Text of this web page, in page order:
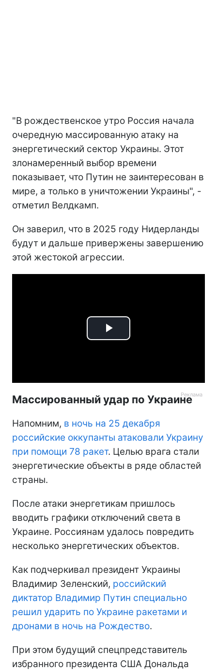
"В рождественское утро Россия начала
очередную массированную атаку на
энергетический сектор Украины. Этот
злонамеренный выбор времени
показывает, что Путин не заинтересован в
мире, а только в уничтожении Украины", -
отметил Велдкамп.
Он заверил, что в 2025 году Нидерланды
будут и дальше привержены завершению
этой жестокой агрессии.
Play
Массированный удар по Украине
Напомним, в ночь на 25 декабря
российские оккупанты атаковали Украину
при помощи 78 ракет. Целью врага стали
энергетические объекты в ряде областей
страны.
После атаки энергетикам пришлось
вводить графики отключений света в
Украине. Россиянам удалось повредить
несколько энергетических объектов.
Как подчеркивал президент Украины
Владимир Зеленский, российский
диктатор Владимир Путин специально
решил ударить по Украине ракетами и
дронами в ночь на Рождество.
При этом будущий спецпредставитель
избранного президента США Дональда